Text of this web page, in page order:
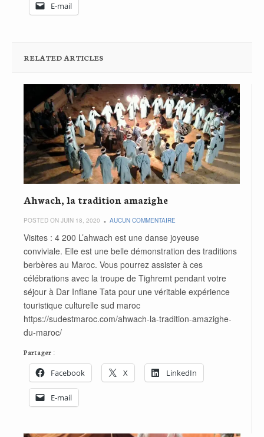
E-mail
RELATED ARTICLES
Ahwach, la tradition amazighe
POSTED ON JUIN 18, 2020 AUCUN COMMENTAIRE
Visites : 4 200 L’ahwach est une danse joyeuse
conviviale. Elle est une belle démonstration des traditions
berbères au Maroc. Vous pourrez assister à ces
célébrations avec la troupe de Tighremt pendant votre
séjour à Dar Infiane Tata pour une véritable expérience
touristique culturelle sud maroc
https://sudestmaroc.com/ahwach-la-tradition-amazighe-
du-maroc/
Partager :
Facebook X LinkedIn
E-mail